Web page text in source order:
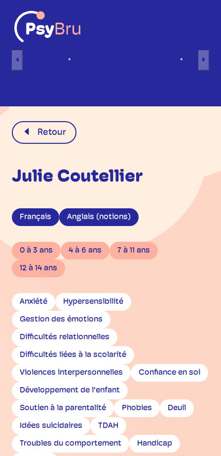
Retour
Julie Coutellier
Français Anglais (notions)
0 à 3 ans 4 à 6 ans 7 à 11 ans
12 à 14 ans
Anxiété Hypersensibilité
Gestion des émotions
Difficultés relationnelles
Difficultés liées à la scolarité
Violences interpersonnelles Confiance en soi
Développement de l'enfant
Soutien à la parentalité Phobies Deuil
Idées suicidaires TDAH
Troubles du comportement Handicap